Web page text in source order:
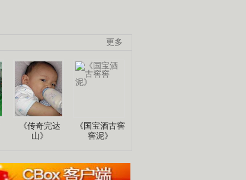
更多
《传奇完达
山》
《国宝酒古窖
窖泥》